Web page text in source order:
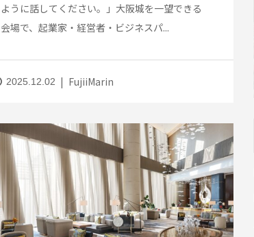
ように話してください。」大阪城を一望できる
会場で、起業家・経営者・ビジネスパ...
2025.12.02 FujiiMarin